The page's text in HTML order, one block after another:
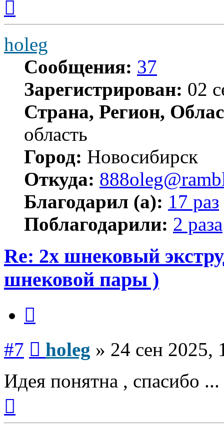
началу
holeg
Сообщения: 37
Зарегистрирован: 02
Страна, Регион,
область
Город: Новосибирск
Откуда:
Благодарил (а): 17 раз
Поблагодарили: 2 раза
Re: 2х шнековый
шнековой пары )
#7 holeg » 24 сен 2025,
Идея понятна , спасибо
началу